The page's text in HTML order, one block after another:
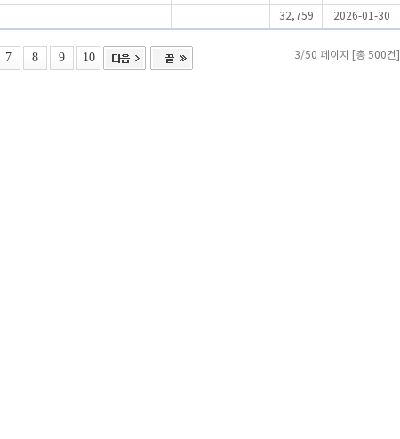
32,759 2026-01-30
7 8 9 10 3/50 페이지 [총 500건]